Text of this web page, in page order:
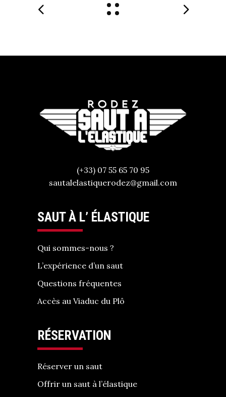
(+33) 07 55 65 70 95
sautalelastiquerodez@gmail.com
SAUT À L’ ÉLASTIQUE
Qui sommes-nous ?
L’expérience d’un saut
Questions fréquentes
Accès au Viaduc du Plô
RÉSERVATION
Réserver un saut
Offrir un saut à l’élastique